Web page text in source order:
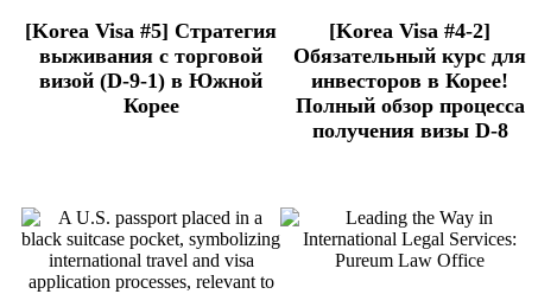
[Korea Visa #5] Стратегия
выживания с торговой
визой (D-9-1) в Южной
Корее
[Korea Visa #4-2]
Обязательный курс для
инвесторов в Корее!
Полный обзор процесса
получения визы D-8